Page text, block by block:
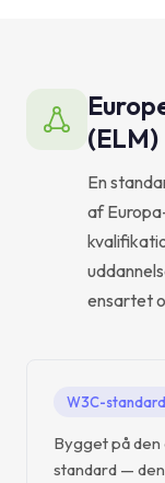
(ELM)
En
af
ensartet
W3C-standard
Bygget på den
standard —